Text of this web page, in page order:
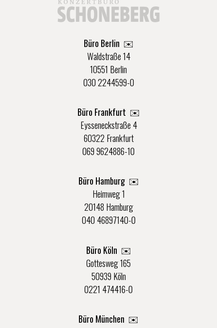
Büro Berlin ✉️
Waldstraße 14
10551 Berlin
030 2244599-0
Büro Frankfurt ✉️
Eysseneckstraße 4
60322 Frankfurt
069 9624886-10
Büro Hamburg ✉️
Heimweg 1
20148 Hamburg
040 46897140-0
Büro Köln ✉️
Gottesweg 165
50939 Köln
0221 474416-0
Büro München ✉️